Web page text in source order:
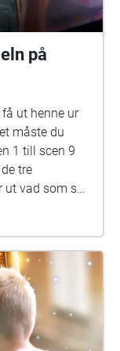
på
ut henne ur
måste du
1 till scen 9
tre
vad som ska
kommer
men det lönar
kan du
Jokela. De
Siri: Rebecka